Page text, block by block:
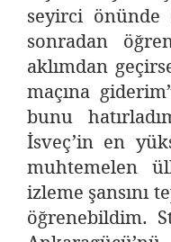
seyirci önünde
sonradan
aklımdan
maçına
bunu
İsveç’in en
muhtemelen
izleme şansını
öğrenebildim.